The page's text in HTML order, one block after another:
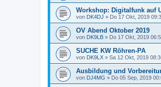
Workshop: Digitalfunk auf
von DK4DJ » Do 17 Okt, 2019
OV Abend Oktober 2019
von DK9LB » Do 17 Okt, 2019
SUCHE KW Röhren-PA
von DK9LX » Sa 12 Okt, 2019
Ausbildung und
von DJ4MG » Do 05 Sep, 2019